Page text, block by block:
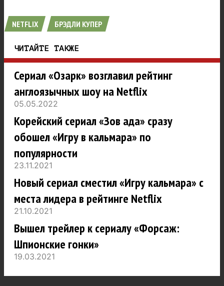
NETFLIX БРЭДЛИ КУПЕР
ЧИТАЙТЕ ТАКЖЕ
Сериал «Озарк» возглавил рейтинг
англоязычных шоу на Netflix
05.05.2022
Корейский сериал «Зов ада» сразу
обошел «Игру в кальмара» по
популярности
23.11.2021
Новый сериал сместил «Игру кальмара» с
места лидера в рейтинге Netflix
21.10.2021
Вышел трейлер к сериалу «Форсаж:
Шпионские гонки»
19.03.2021